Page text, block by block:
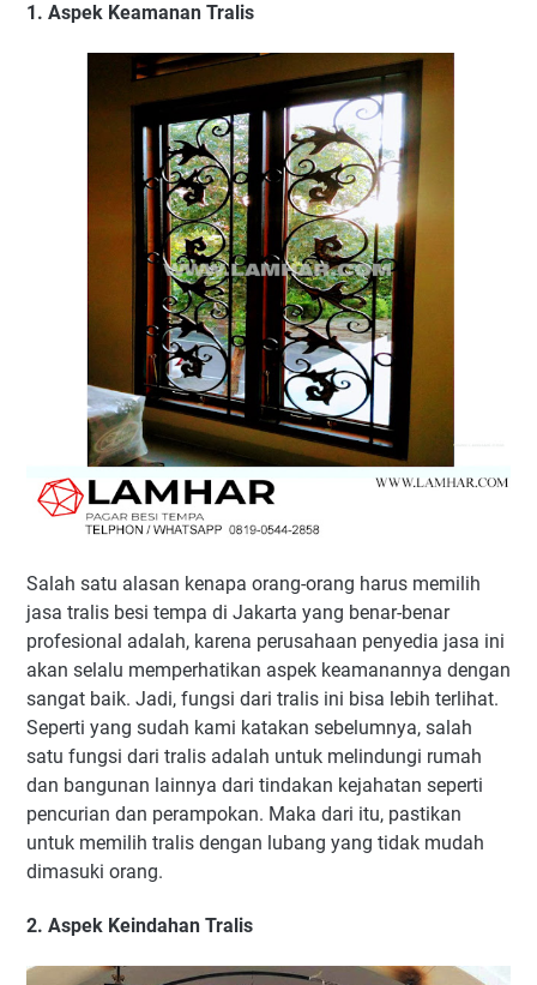
1. Aspek Keamanan Tralis
Salah satu alasan kenapa orang-orang harus memilih
jasa tralis besi tempa di Jakarta yang benar-benar
profesional adalah, karena perusahaan penyedia jasa ini
akan selalu memperhatikan aspek keamanannya dengan
sangat baik. Jadi, fungsi dari tralis ini bisa lebih terlihat.
Seperti yang sudah kami katakan sebelumnya, salah
satu fungsi dari tralis adalah untuk melindungi rumah
dan bangunan lainnya dari tindakan kejahatan seperti
pencurian dan perampokan. Maka dari itu, pastikan
untuk memilih tralis dengan lubang yang tidak mudah
dimasuki orang.
2. Aspek Keindahan Tralis